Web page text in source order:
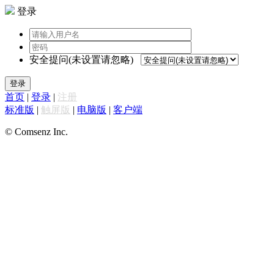
登录
安全提问(未设置请忽略)
登录
首页 | 登录 | 注册
标准版 | 触屏版 | 电脑版 | 客户端
© Comsenz Inc.